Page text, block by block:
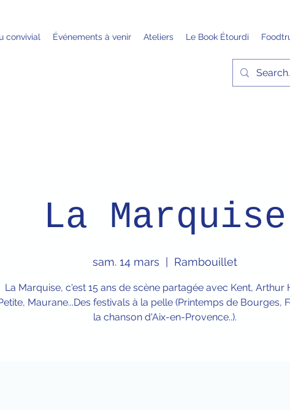
convivial Événements à venir Ateliers Le Book Étourdi
La Marquise
sam. 14 mars Rambouillet
La Marquise, c'est 15 ans de scène partagée avec Kent, Arthur
Maurane...Des festivals à la pelle (Printemps de Bourges,
la chanson d'Aix-en-Provence..).